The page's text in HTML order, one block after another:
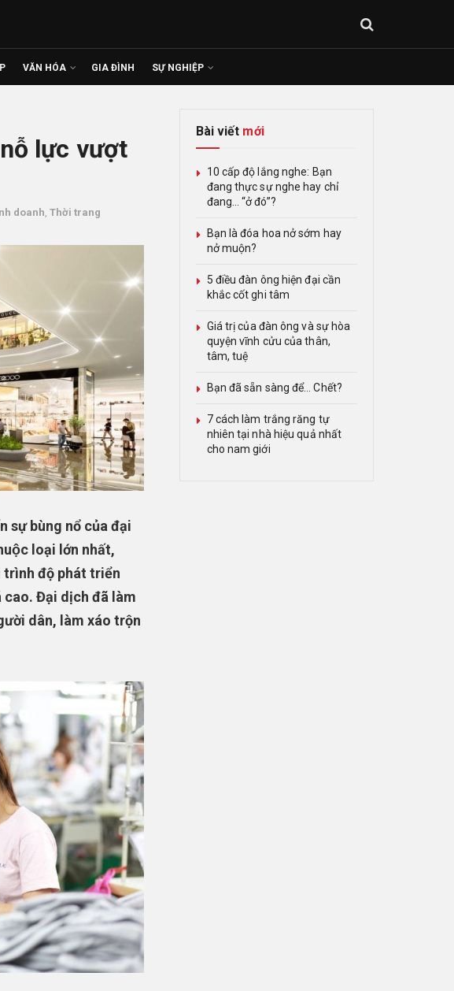
VĂN HÓA GIA ĐÌNH SỰ NGHIỆP
lực vượt
doanh Thời trang
sự bùng nổ của đại
loại lớn nhất,
độ phát triển
cao. Đại dịch đã làm
dân, làm xáo trộn
Bài viết mới
10 cấp độ lắng nghe: Bạn
đang thực sự nghe hay chỉ
đang… “ở đó”?
Bạn là đóa hoa nở sớm hay
nở muộn?
5 điều đàn ông hiện đại cần
khắc cốt ghi tâm
Giá trị của đàn ông và sự hòa
quyện vĩnh cửu của thân,
tâm, tuệ
Bạn đã sẵn sàng để… Chết?
7 cách làm trắng răng tự
nhiên tại nhà hiệu quả nhất
cho nam giới